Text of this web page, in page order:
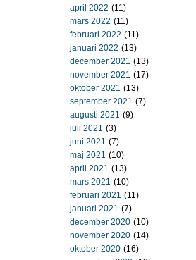
april 2022 (11)
mars 2022 (11)
februari 2022 (11)
januari 2022 (13)
december 2021 (13)
november 2021 (17)
oktober 2021 (13)
september 2021 (7)
augusti 2021 (9)
juli 2021 (3)
juni 2021 (7)
maj 2021 (10)
april 2021 (13)
mars 2021 (10)
februari 2021 (11)
januari 2021 (7)
december 2020 (10)
november 2020 (14)
oktober 2020 (16)